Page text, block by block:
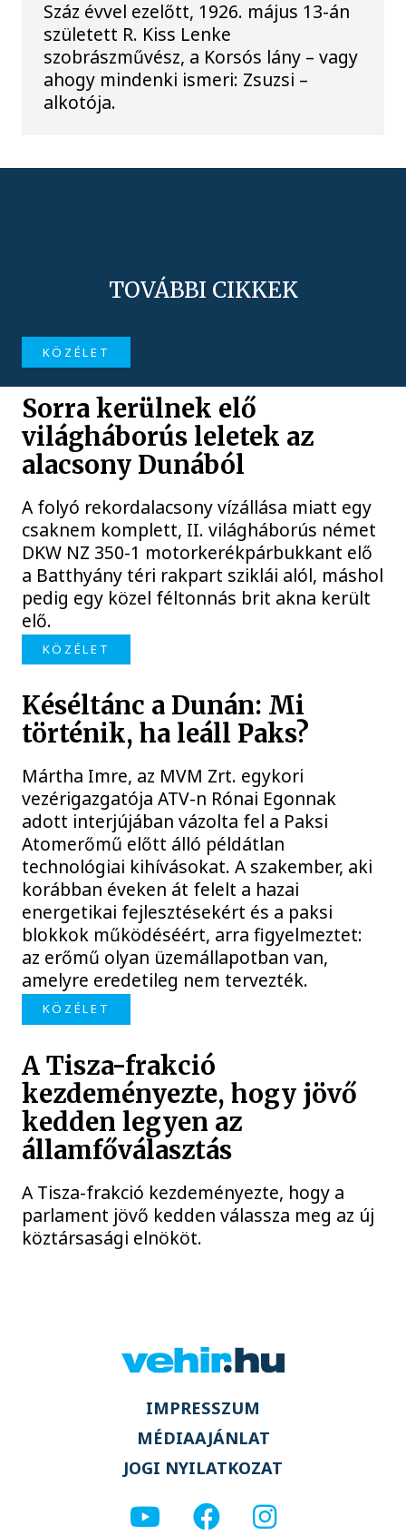
Száz évvel ezelőtt, 1926. május 13-án
született R. Kiss Lenke
szobrászművész, a Korsós lány – vagy
ahogy mindenki ismeri: Zsuzsi –
alkotója.
TOVÁBBI CIKKEK
KÖZÉLET
Sorra kerülnek elő
világháborús leletek az
alacsony Dunából
A folyó rekordalacsony vízállása miatt egy
csaknem komplett, II. világháborús német
DKW NZ 350-1 motorkerékpárbukkant elő
a Batthyány téri rakpart sziklái alól, máshol
pedig egy közel féltonnás brit akna került
elő.
KÖZÉLET
Késéltánc a Dunán: Mi
történik, ha leáll Paks?
Mártha Imre, az MVM Zrt. egykori
vezérigazgatója ATV-n Rónai Egonnak
adott interjújában vázolta fel a Paksi
Atomerőmű előtt álló példátlan
technológiai kihívásokat. A szakember, aki
korábban éveken át felelt a hazai
energetikai fejlesztésekért és a paksi
blokkok működéséért, arra figyelmeztet:
az erőmű olyan üzemállapotban van,
amelyre eredetileg nem tervezték.
KÖZÉLET
A Tisza-frakció
kezdeményezte, hogy jövő
kedden legyen az
államfőválasztás
A Tisza-frakció kezdeményezte, hogy a
parlament jövő kedden válassza meg az új
köztársasági elnököt.
IMPRESSZUM
MÉDIAAJÁNLAT
JOGI NYILATKOZAT